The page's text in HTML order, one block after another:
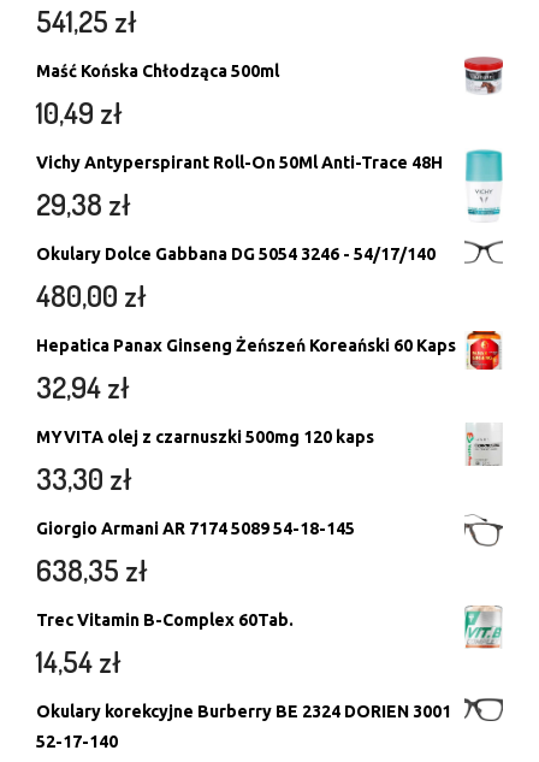
541,25 zł
Maść Końska Chłodząca 500ml
10,49 zł
Vichy Antyperspirant Roll-On 50Ml Anti-Trace 48H
29,38 zł
Okulary Dolce Gabbana DG 5054 3246 - 54/17/140
480,00 zł
Hepatica Panax Ginseng Żeńszeń Koreański 60 Kaps
32,94zł
MYVITA olej z czarnuszki 500mg 120 kaps
33,30 zł
Giorgio Armani AR 7174 5089 54-18-145
638,35 zł
Trec Vitamin B-Complex 60Tab.
14,54zł
Okulary korekcyjne Burberry BE 2324 DORIEN 3001
52-17-140